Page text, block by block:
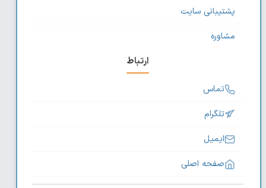
پشتیبانی سایت
مشاوره
ارتباط
تماس
تلگرام
ایمیل
صفحه اصلی